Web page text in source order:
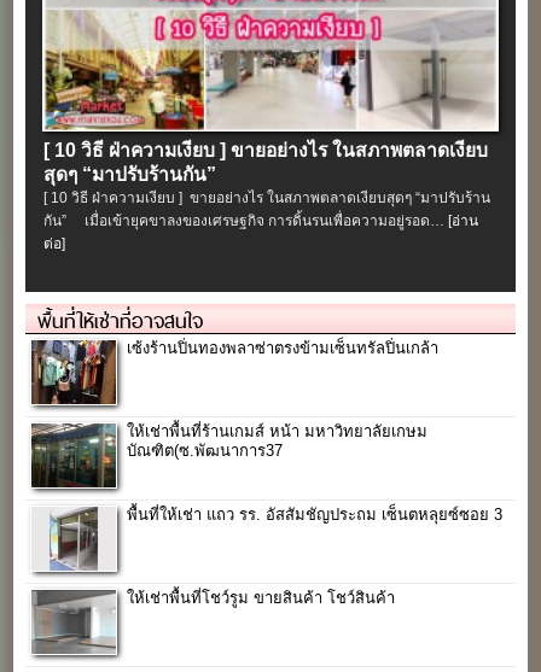
[ 10 วิธี ฝ่าความเงียบ ] ขายอย่างไร ในสภาพตลาดเงียบ
สุดๆ “มาปรับร้านกัน”
[ 10 วิธี ฝ่าความเงียบ ] ขายอย่างไร ในสภาพตลาดเงียบสุดๆ “มาปรับร้าน
กัน” เมื่อเข้ายุคขาลงของเศรษฐกิจ การดิ้นรนเพื่อความอยู่รอด… [อ่าน
ต่อ]
พื้นที่ให้เช่าที่อาจสนใจ
เซ้งร้านปิ่นทองพลาซ่าตรงข้ามเซ็นทรัลปิ่นเกล้า
ให้เช่าพื้นที่ร้านเกมส์ หน้า มหาวิทยาลัยเกษม
บัณฑิต(ซ.พัฒนาการ37
พื้นที่ให้เช่า แถว รร. อัสสัมชัญประถม เซ็นตหลุยซ์ซอย 3
ให้เช่าพื้นที่โชว์รูม ขายสินค้า โชว์สินค้า